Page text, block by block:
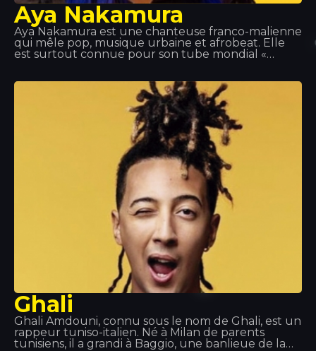
Aya Nakamura
Aya Nakamura est une chanteuse franco-malienne
qui mêle pop, musique urbaine et afrobeat. Elle
est surtout connue pour son tube mondial «
Ghali
Ghali Amdouni, connu sous le nom de Ghali, est un
rappeur tuniso-italien. Né à Milan de parents
tunisiens, il a grandi à Baggio, une banlieue de la